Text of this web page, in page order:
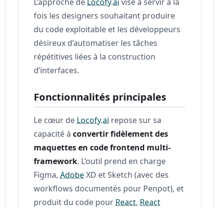
fois les designers souhaitant produire
du code exploitable et les développeurs
désireux d’automatiser les tâches
répétitives liées à la construction
d’interfaces.
Fonctionnalités principales
Le cœur de Locofy.ai repose sur sa
capacité àconvertir fidèlement des
maquettes en code frontend multi-
framework. L’outil prend en charge
Figma,AdobeXD et Sketch (avec des
workflows documentés pour Penpot), et
produit du code pour React, React